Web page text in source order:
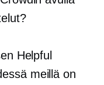
Helpful
meillä on